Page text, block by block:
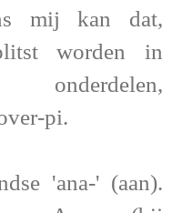
mij kan dat,
worden in
pi.
'ana-' (aan).